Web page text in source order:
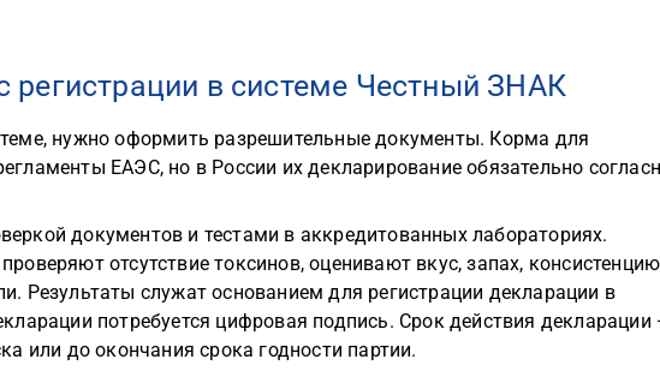
регистрации в системе Честный ЗНАК
нужно оформить разрешительные документы. Корма для
ЕАЭС, но в России их декларирование обязательно
документов и тестами в аккредитованных лабораториях.
отсутствие токсинов, оценивают вкус, запах, консистенцию
Результаты служат основанием для регистрации декларации в
потребуется цифровая подпись. Срок действия декларации
или до окончания срока годности партии.